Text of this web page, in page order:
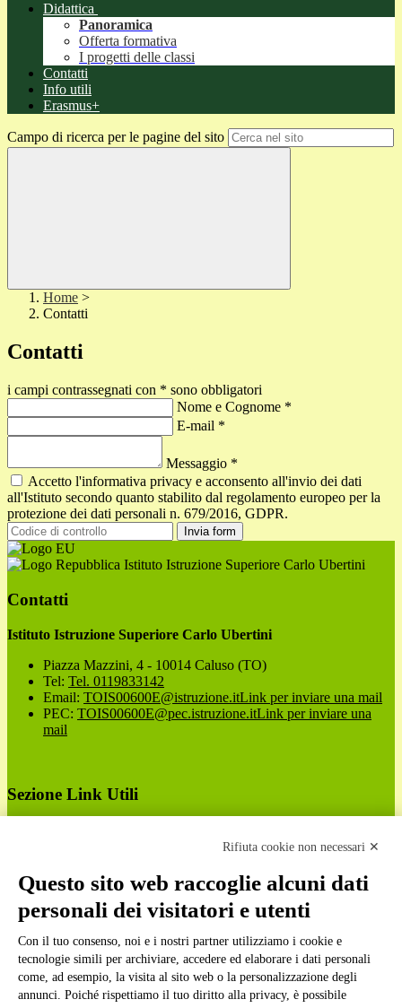
Didattica
Panoramica
Offerta formativa
I progetti delle classi
Contatti
Info utili
Erasmus+
Campo di ricerca per le pagine del sito
Home >
Contatti
Contatti
i campi contrassegnati con * sono obbligatori
Nome e Cognome *
E-mail *
Messaggio *
Accetto l'informativa privacy e acconsento all'invio dei dati
all'Istituto secondo quanto stabilito dal regolamento europeo per la
protezione dei dati personali n. 679/2016, GDPR.
Invia form
Istituto Istruzione Superiore Carlo Ubertini
Contatti
Istituto Istruzione Superiore Carlo Ubertini
Piazza Mazzini, 4 - 10014 Caluso (TO)
Tel: Tel. 0119833142
Email: TOIS00600E@istruzione.itLink per inviare una mail
PEC: TOIS00600E@pec.istruzione.itLink per inviare una
mail
Sezione Link Utili
Ufficio Relazioni con il Pubblico
Dichiarazione di accessibilità
Obiettivi di accessibilità
Gestione consensi cookie
Amministrazione trasparente
Pagina visualizzata
609 volte
Rifiuta cookie non necessari ✕
Questo sito web raccoglie alcuni dati
personali dei visitatori e utenti
Con il tuo consenso, noi e i nostri partner utilizziamo i cookie e
tecnologie simili per archiviare, accedere ed elaborare i dati personali
come, ad esempio, la visita al sito web o la personalizzazione degli
annunci. Poiché rispettiamo il tuo diritto alla privacy, è possibile